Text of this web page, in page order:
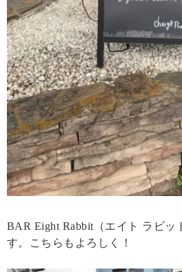
BAR Eight Rabbit（エイト ラビッ
す。こちらもよろしく！